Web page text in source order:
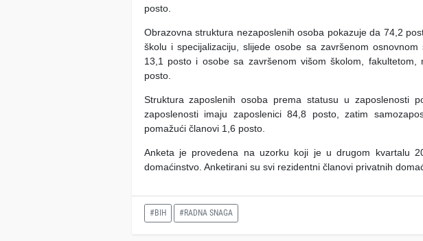
posto.
Obrazovna struktura nezaposlenih osoba pokazuje da 74,2
školu i specijalizaciju, slijede osobe sa završenom
13,1 posto i osobe sa završenom višom školom, fakultetom,
posto.
Struktura zaposlenih osoba prema statusu u zaposlenosti
zaposlenosti imaju zaposlenici 84,8 posto, zatim
pomažući članovi 1,6 posto.
Anketa je provedena na uzorku koji je u drugom kvartalu
domaćinstvo. Anketirani su svi rezidentni članovi privatnih
#BIH #RADNA SNAGA